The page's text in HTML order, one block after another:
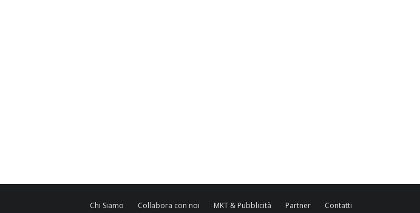
Chi Siamo Collabora con noi MKT & Pubblicità Partner Contatti